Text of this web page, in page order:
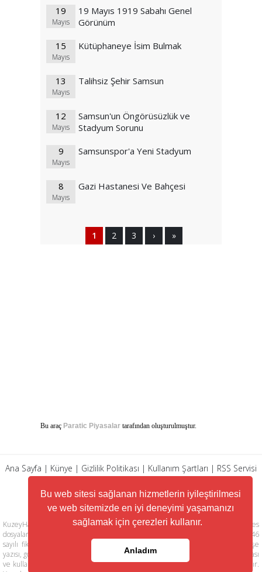
Bu web sitesi sağlanan hizmetlerin iyileştirilmesi
ve web sitemizde en iyi deneyimi yaşamanızı
sağlamak için çerezleri kullanır.
Anladım
19
Mayıs
19 Mayıs 1919 Sabahı Genel
Görünüm
15
Mayıs
Kütüphaneye İsim Bulmak
13
Mayıs
Talihsiz Şehir Samsun
12
Mayıs
Samsun'un Öngörüsüzlük ve
Stadyum Sorunu
9
Mayıs
Samsunspor'a Yeni Stadyum
8
Mayıs
Gazi Hastanesi Ve Bahçesi
1 2 3 › »
Bu araç Paratic Piyasalar tarafından oluşturulmuştur.
Ana Sayfa | Künye | Gizlilik Politikası | Kullanım Şartları | RSS Servisi
KuzeyHaber.com sitesinde yer alan tüm yazılar, materyaller, resimler, ses
dosyaları, animasyonlar, videolar, tasarım ve düzenlemelerin telif hakları 5846
sayılı fikir ve sanat eserleri kanunu ile korunmaktadır. Her türlü haber, köşe
yazısı, görsel, belge ve bağlantının izinsiz ve kaynak belirtilmeksizin kopyalanması
ve kullanılması durumunda her türlü yasal hakları tarafımızca saklı tutulmaktadır.